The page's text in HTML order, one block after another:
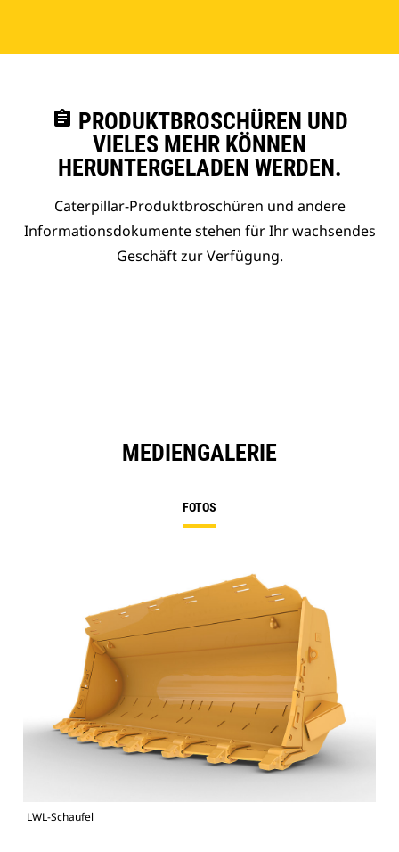
assignment PRODUKTBROSCHÜREN UND
VIELES MEHR KÖNNEN
HERUNTERGELADEN WERDEN.
Caterpillar-Produktbroschüren und andere
Informationsdokumente stehen für Ihr wachsendes
Geschäft zur Verfügung.
MEDIENGALERIE
FOTOS
LWL-Schaufel